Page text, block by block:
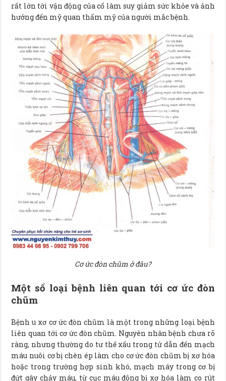
rất lớn tới vận động của cổ làm suy giảm sức khỏe và ảnh
hưởng đến mỹ quan thẩm mỹ của người mắc bệnh.
Cơ ức đòn chũm ở đâu?
Một số loại bệnh liên quan tới cơ ức đòn
chũm
Bệnh u xơ cơ ức đòn chũm là một trong những loại bệnh
liên quan tới cơ ức đòn chũm. Nguyên nhân bệnh chưa rõ
ràng, nhưng thường do tư thế xấu trong tử dẫn đến mạch
máu nuôi cơ bị chèn ép làm cho cơ ức đòn chũm bị xơ hóa
hoặc trong trường hợp sinh khó, mạch máy trong cơ bị
đứt gây chảy máu, từ cục máu đông bị xơ hóa làm co rút